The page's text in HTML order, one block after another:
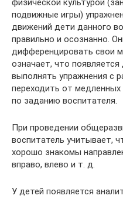
физической культурой
подвижные игры)
движений дети данного
правильно и осознанно.
дифференцировать свои
означает, что
выполнять упражнения с
переходить от
по заданию воспитателя.
При проведении
воспитатель учитывает,
хорошо знакомы
вправо, влево и т. д.
У детей появляется